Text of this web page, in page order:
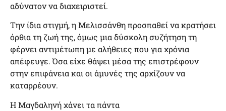
αδύνατον να διαχειριστεί.
Την ίδια στιγμή, η Μελισσάνθη προσπαθεί να κρατήσει
όρθια τη ζωή της, όμως μια δύσκολη συζήτηση τη
φέρνει αντιμέτωπη με αλήθειες που για χρόνια
απέφευγε. Όσα είχε θάψει μέσα της επιστρέφουν
στην επιφάνεια και οι άμυνές της αρχίζουν να
καταρρέουν.
Η Μαγδαληνή χάνει τα πάντα